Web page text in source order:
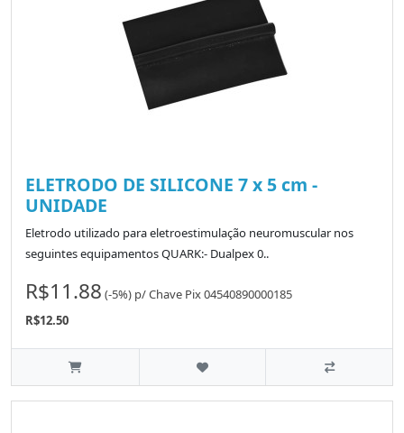
ELETRODO DE SILICONE 7 x 5 cm -
UNIDADE
Eletrodo utilizado para eletroestimulação neuromuscular nos
seguintes equipamentos QUARK:- Dualpex 0..
R$11.88 (-5%) p/Chave Pix 04540890000185
R$12.50